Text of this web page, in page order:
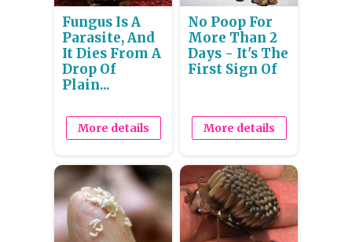
Fungus Is A
Parasite, And
It Dies From A
Drop Of
Plain...
More details
No Poop For
More Than 2
Days - It's The
First Sign Of
More details